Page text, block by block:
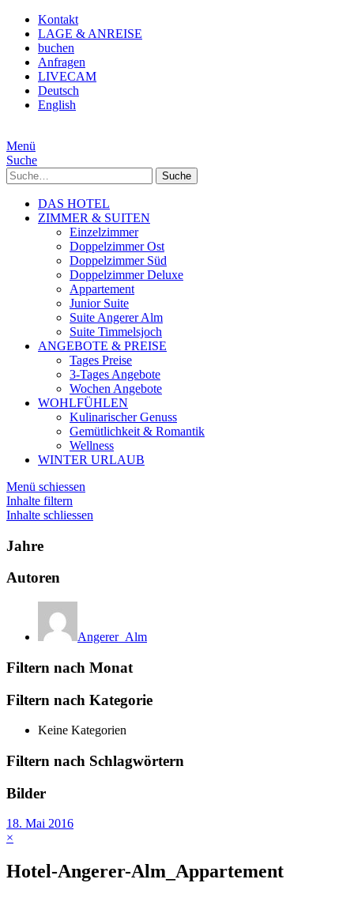
Kontakt
LAGE & ANREISE
buchen
Anfragen
LIVECAM
Deutsch
English
Menü
Suche
Suche
DAS HOTEL
ZIMMER & SUITEN
Einzelzimmer
Doppelzimmer Ost
Doppelzimmer Süd
Doppelzimmer Deluxe
Appartement
Junior Suite
Suite Angerer Alm
Suite Timmelsjoch
ANGEBOTE & PREISE
Tages Preise
3-Tages Angebote
Wochen Angebote
WOHLFÜHLEN
Kulinarischer Genuss
Gemütlichkeit & Romantik
Wellness
WINTER URLAUB
Menü schiessen
Inhalte filtern
Inhalte schliessen
Jahre
Autoren
Angerer_Alm
Filtern nach Monat
Filtern nach Kategorie
Keine Kategorien
Filtern nach Schlagwörtern
Bilder
18. Mai 2016
×
Hotel-Angerer-Alm_Appartement